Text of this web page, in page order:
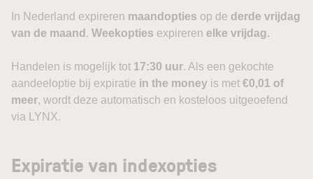
In Nederland expireren maandopties op de derde vrijdag
van de maand . Weekopties expireren elke vrijdag.
Handelen is mogelijk tot 17:30 uur. Als een gekochte
aandeeloptie bij expiratie in the money is met €0,01 of
meer, wordt deze automatisch en kosteloos uitgeoefend
via LYNX.
Expiratie van indexopties